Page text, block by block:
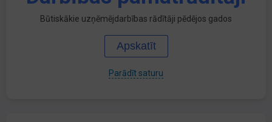
Būtiskākie uzņēmējdarbības rādītāji pēdējos gados
Apskatīt
Parādīt saturu